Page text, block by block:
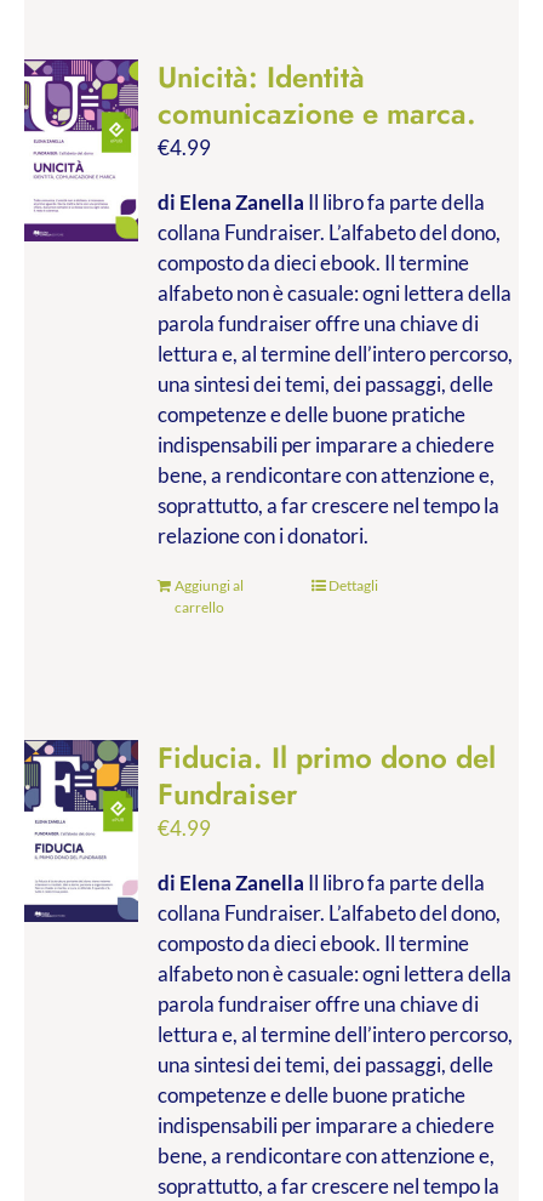
Unicità: Identità
comunicazione e marca.
€4.99
di Elena Zanella Il libro fa parte della
collana Fundraiser. L’alfabeto del dono,
composto da dieci ebook. Il termine
alfabeto non è casuale: ogni lettera della
parola fundraiser offre una chiave di
lettura e, al termine dell’intero percorso,
una sintesi dei temi, dei passaggi, delle
competenze e delle buone pratiche
indispensabili per imparare a chiedere
bene, a rendicontare con attenzione e,
soprattutto, a far crescere nel tempo la
relazione con i donatori.
Aggiungi al
carrello
Dettagli
Fiducia. Il primo dono del
Fundraiser
€4.99
di Elena Zanella Il libro fa parte della
collana Fundraiser. L’alfabeto del dono,
composto da dieci ebook. Il termine
alfabeto non è casuale: ogni lettera della
parola fundraiser offre una chiave di
lettura e, al termine dell’intero percorso,
una sintesi dei temi, dei passaggi, delle
competenze e delle buone pratiche
indispensabili per imparare a chiedere
bene, a rendicontare con attenzione e,
soprattutto, a far crescere nel tempo la